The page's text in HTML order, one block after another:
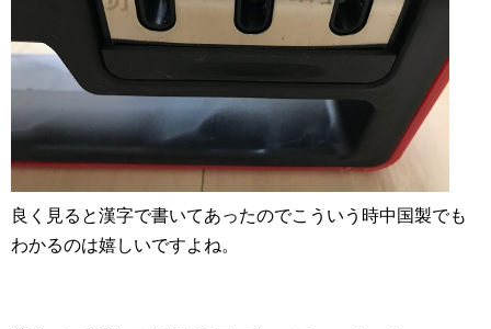
良く見ると漢字で書いてあったのでこういう時中国製でも
わかるのは嬉しいですよね。